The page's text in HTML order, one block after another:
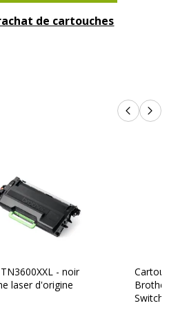
de cartouches
Produits
- noir
laser d'origine
Brother
Switch